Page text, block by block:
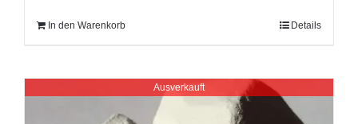
In den Warenkorb Details
Ausverkauft